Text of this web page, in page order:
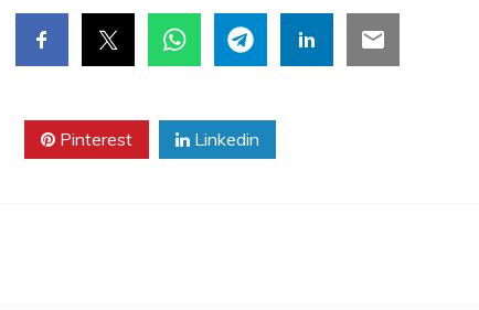
Pinterest Linkedin